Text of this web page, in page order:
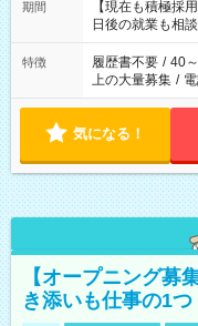
たくない」 など、ご
の方へ 今ご覧の
の勤務時間。 合
期間
【現在も積極採
日後の就業も相
特徴 履歴書不要 / 40
上の大量募集 /
気になる！
【オープニング募
き添いも仕事の1つ